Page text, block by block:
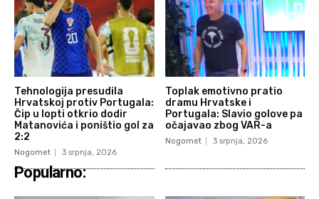
Tehnologija presudila
Hrvatskoj protiv Portugala:
Čip u lopti otkrio dodir
Matanovića i poništio gol za
2:2
Nogomet 3 srpnja, 2026
Toplak emotivno pratio
dramu Hrvatske i
Portugala: Slavio golove pa
očajavao zbog VAR-a
Nogomet 3 srpnja, 2026
Popularno: